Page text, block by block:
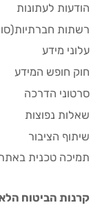
הודעות לעתונות
רשתות
עלוני מידע
חוק חופש המידע
סרטוני הדרכה
שאלות נפוצות
שיתוף הציבור
תמיכה טכנית באתר
קרנות הביטוח